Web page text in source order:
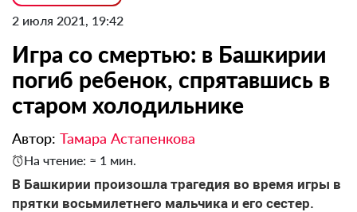
2 июля 2021, 19:42
Игра со смертью: в Башкирии
погиб ребенок, спрятавшись в
старом холодильнике
Автор: Тамара Астапенкова
На чтение: ≈ 1 мин.
В Башкирии произошла трагедия во время игры в
прятки восьмилетнего мальчика и его сестер.